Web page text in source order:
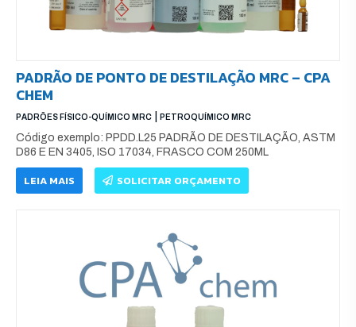
PADRÃO DE PONTO DE DESTILAÇÃO MRC – CPA
CHEM
PADRÕES FÍSICO-QUÍMICO MRC PETROQUÍMICO MRC
Código exemplo: PPDD.L25 PADRÃO DE DESTILAÇÃO, ASTM
D86 E EN 3405, ISO 17034, FRASCO COM 250ML
LEIA MAIS SOLICITAR ORÇAMENTO